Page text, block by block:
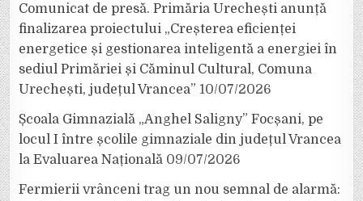
Comunicat de presă. Primăria Urechești anunță
finalizarea proiectului „Creșterea eficienței
energetice și gestionarea inteligentă a energiei în
sediul Primăriei și Căminul Cultural, Comuna
Urechești, județul Vrancea” 10/07/2026
Școala Gimnazială „Anghel Saligny” Focșani, pe
locul I între școlile gimnaziale din județul Vrancea
la Evaluarea Națională 09/07/2026
Fermierii vrânceni trag un nou semnal de alarmă: